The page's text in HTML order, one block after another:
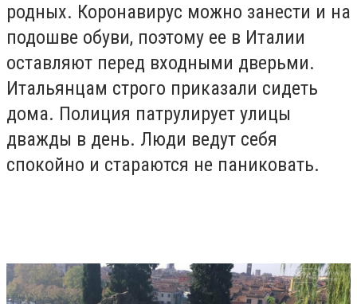
родных. Коронавирус можно занести и на
подошве обуви, поэтому ее в Италии
оставляют перед входными дверьми.
Итальянцам строго приказали сидеть
дома. Полиция патрулирует улицы
дважды в день. Люди ведут себя
спокойно и стараются не паниковать.